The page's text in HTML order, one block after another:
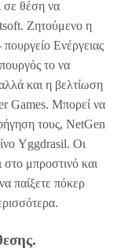
σε θέση να
Ζητούμενο η
Ενέργειας
το να
και η βελτίωση
Games. Μπορεί να
τους, NetGen
Yggdrasil. Οι
στο μπροστινό και
παίξετε πόκερ